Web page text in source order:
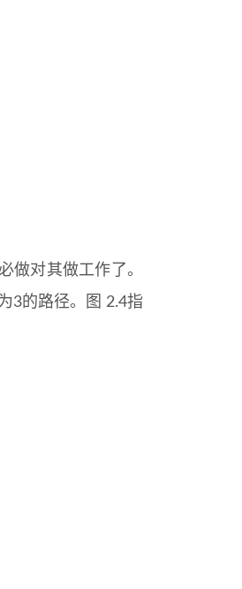
做对其做工作了。
3的路径。图 2.4指